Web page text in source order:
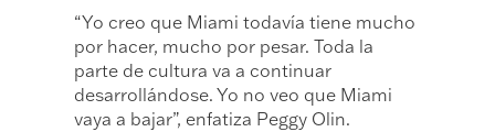
“Yo creo que Miami todavía tiene mucho
por hacer, mucho por pesar. Toda la
parte de cultura va a continuar
desarrollándose. Yo no veo que Miami
vaya a bajar”, enfatiza Peggy Olin.